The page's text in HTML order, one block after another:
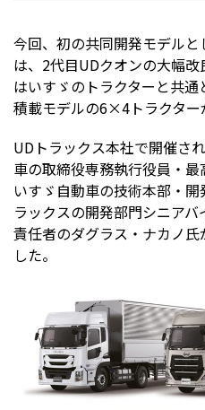
今回、初の共同開発モデル
は、2代目UDクオンの大幅
はいすゞのトラクターと共
積載モデルの6×4トラクター
UDトラックス本社で開催さ
車の取締役専務執行役員・最
いすゞ自動車の技術本部・
ラックスの開発部門シニア
責任者のダグラス・ナカノ
した。